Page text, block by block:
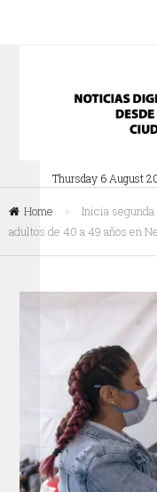
Thursday 6 August
Home »
Inicia
adultos de 40 a 49 años en